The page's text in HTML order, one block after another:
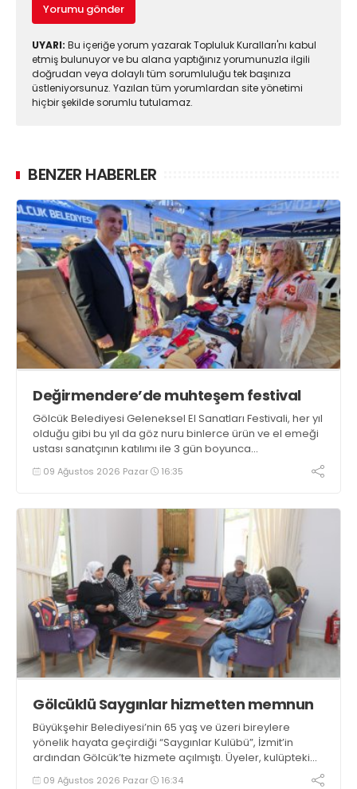
Yorumu gönder
UYARI: Bu içeriğe yorum yazarak Topluluk Kuralları'nı kabul
etmiş bulunuyor ve bu alana yaptığınız yorumunuzla ilgili
doğrudan veya dolaylı tüm sorumluluğu tek başınıza
üstleniyorsunuz. Yazılan tüm yorumlardan site yönetimi
hiçbir şekilde sorumlu tutulamaz.
BENZER HABERLER
Değirmendere’de muhteşem festival
Gölcük Belediyesi Geleneksel El Sanatları Festivali, her yıl
olduğu gibi bu yıl da göz nuru binlerce ürün ve el emeği
ustası sanatçının katılımı ile 3 gün boyunca
Değirmendere İskele meydanında gerçekleştirildi
09 Ağustos 2026 Pazar 16:35
Gölcüklü Saygınlar hizmetten memnun
Büyükşehir Belediyesi’nin 65 yaş ve üzeri bireylere
yönelik hayata geçirdiği “Saygınlar Kulübü”, İzmit’in
ardından Gölcük’te hizmete açılmıştı. Üyeler, kulüpteki
hizmetlerden memnuniyetlerini ifade etti
09 Ağustos 2026 Pazar 16:34